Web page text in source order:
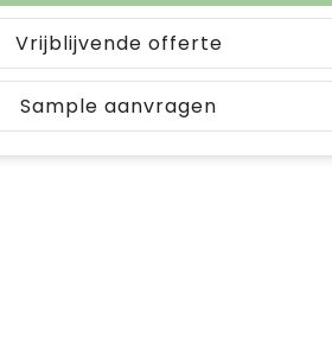
Vrijblijvende offerte
Sample aanvragen